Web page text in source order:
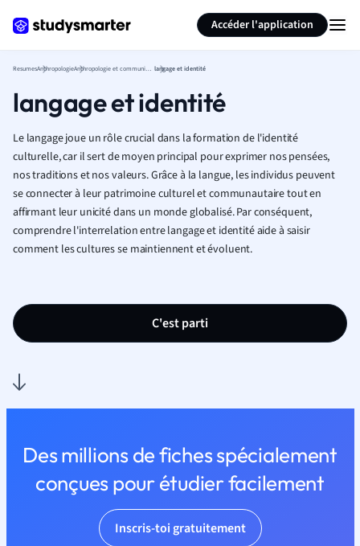
Accéder l'application
ResumesAnthropologie Anthropologie et communication linguistique langage et identité
langage et identité
Le langage joue un rôle crucial dans la formation de l'identité
culturelle, car il sert de moyen principal pour exprimer nos pensées,
nos traditions et nos valeurs. Grâce à la langue, les individus peuvent
se connecter à leur patrimoine culturel et communautaire tout en
affirmant leur unicité dans un monde globalisé. Par conséquent,
comprendre l'interrelation entre langage et identité aide à saisir
comment les cultures se maintiennent et évoluent.
C'est parti
Des millions de fiches spécialement
conçues pour étudier facilement
Inscris-toi gratuitement
Résumer la page